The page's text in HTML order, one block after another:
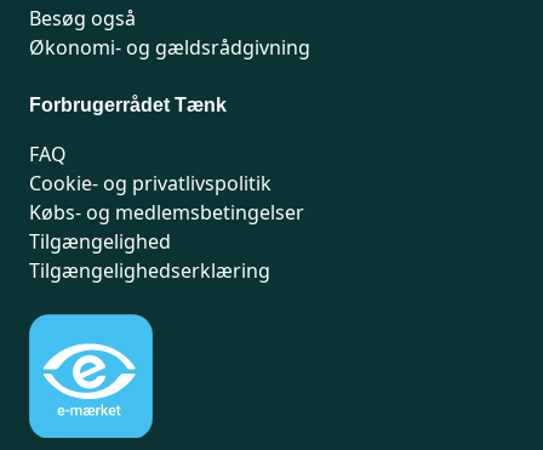
Besøg også
Økonomi- og gældsrådgivning
Forbrugerrådet Tænk
FAQ
Cookie- og privatlivspolitik
Købs- og medlemsbetingelser
Tilgængelighed
Tilgængelighedserklæring